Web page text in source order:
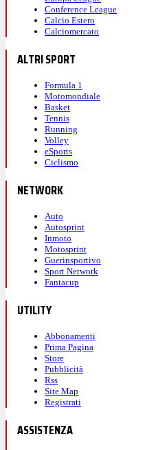
Conference League
Calcio Estero
Calciomercato
ALTRI SPORT
Formula 1
Motomondiale
Basket
Tennis
Running
Volley
eSports
Ciclismo
NETWORK
Auto
Autosprint
Inmoto
Motosprint
Guerinsportivo
Sport Network
Fantacup
UTILITY
Abbonamenti
Prima Pagina
Store
Pubblicità
Rss
Site Map
Registrati
ASSISTENZA